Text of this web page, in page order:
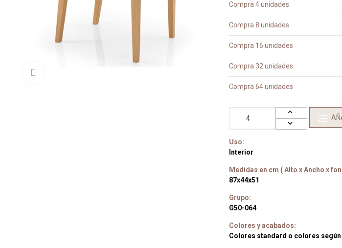
Compra 4 unidades
Compra 8 unidades
Compra 16 unidades
Compra 32 unidades
Compra 64 unidades
Uso:
Interior
Medidas en cm ( Alto x Ancho x
87x44x51
Grupo:
G50-064
Colores y acabados:
Colores standard o colores